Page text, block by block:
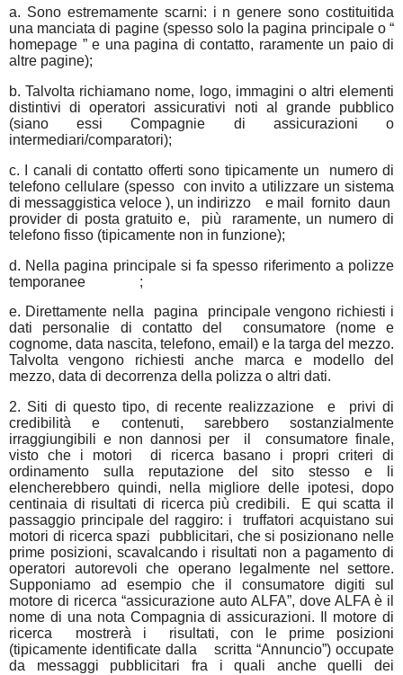
a. Sono estremamente scarni: i n genere sono costituitida
una manciata di pagine (spesso solo la pagina principale o “
homepage ” e una pagina di contatto, raramente un paio di
altre pagine);
b. Talvolta richiamano nome, logo, immagini o altri elementi
distintivi di operatori assicurativi noti al grande pubblico
(siano essi Compagnie di assicurazioni o
intermediari/comparatori);
c. I canali di contatto offerti sono tipicamente un
numero di
telefono cellulare (spesso
con invito a utilizzare un sistema
di messaggistica veloce ), un indirizzo
e mail fornito daun
provider di posta gratuito e,
più
raramente, un numero di
telefono fisso (tipicamente non in funzione);
d. Nella pagina principale si fa spesso riferimento a polizze
temporanee
;
e. Direttamente nella
pagina
principale vengono richiesti i
dati personalie di contatto del
consumatore (nome e
cognome, data nascita, telefono, email) e la targa del mezzo.
Talvolta vengono richiesti anche marca e modello del
mezzo, data di decorrenza della polizza o altri dati.
2. Siti di questo tipo, di recente realizzazione
e
privi di
credibilità e contenuti, sarebbero sostanzialmente
irraggiungibili e non dannosi per il
consumatore finale,
visto che i motori
di ricerca basano i propri criteri di
ordinamento sulla reputazione del sito stesso e li
elencherebbero quindi, nella migliore delle ipotesi, dopo
centinaia di risultati di ricerca più credibili.
E qui scatta il
passaggio principale del
raggiro: i truffatori acquistano sui
motori di ricerca spazi
pubblicitari, che si posizionano nelle
prime posizioni, scavalcando i risultati non a pagamento di
operatori autorevoli che operano legalmente nel settore.
Supponiamo ad esempio che il consumatore digiti sul
motore di ricerca “assicurazione auto ALFA”, dove ALFA è il
nome di una nota Compagnia di assicurazioni. Il motore di
ricerca
mostrerà i
risultati, con le prime posizioni
(tipicamente identificate dalla
scritta “Annuncio”) occupate
da messaggi pubblicitari fra i quali anche quelli dei